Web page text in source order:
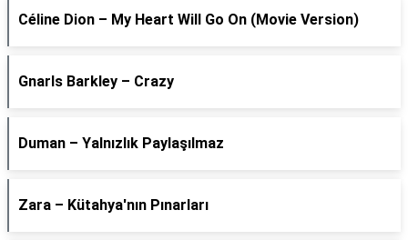
Céline Dion – My Heart Will Go On (Movie Version)
Gnarls Barkley – Crazy
Duman – Yalnızlık Paylaşılmaz
Zara – Kütahya'nın Pınarları